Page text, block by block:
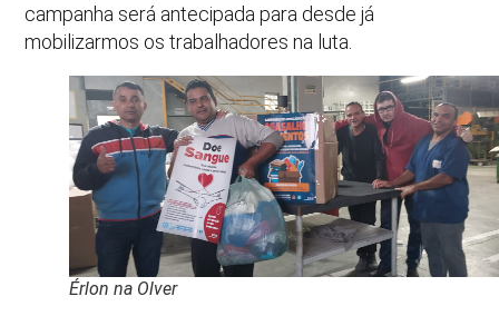
campanha será antecipada para desde já
mobilizarmos os trabalhadores na luta.
Érlon na Olver